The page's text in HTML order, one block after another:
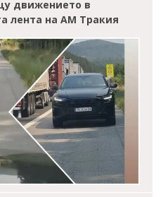
движението в
лента на АМ Тракия